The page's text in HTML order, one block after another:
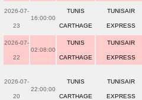
2026-07-
23
16:00:00
TUNIS
CARTHAGE
TUNISAIR
EXPRESS
2026-07-
22
02:08:00
TUNIS
CARTHAGE
TUNISAIR
EXPRESS
2026-07-
20
22:00:00
TUNIS
CARTHAGE
TUNISAIR
EXPRESS